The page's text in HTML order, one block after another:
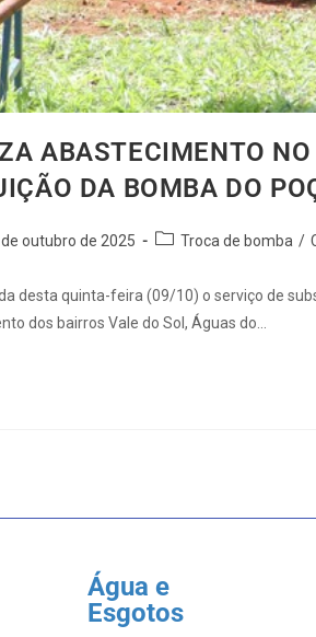
ABASTECIMENTO NO
DA BOMBA DO
outubro de 2025 Troca de bomba /
desta quinta-feira (09/10) o serviço de
dos bairros Vale do Sol, Águas do…
Água e
Esgotos